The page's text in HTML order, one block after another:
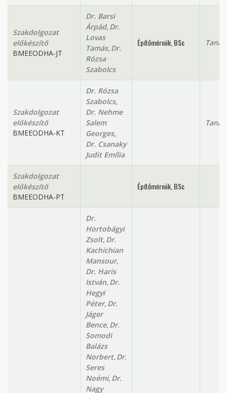
Szakdolgozat
előkészítő
BMEEODHA-JT
Dr. Barsi
Árpád, Dr.
Lovas
Tamás, Dr.
Rózsa
Szabolcs
Építőmérnök, BSc
Szakdolgozat
előkészítő
BMEEODHA-KT
Dr. Rózsa
Szabolcs,
Dr. Nehme
Salem
Georges,
Dr. Csanaky
Judit Emília
Szakdolgozat
előkészítő
BMEEODHA-PT
Építőmérnök, BSc
Dr.
Hortobágyi
Zsolt, Dr.
Kachichian
Mansour,
Dr. Haris
István Dr.
Hegyi
Péter, Dr.
Jáger
Bence, Dr.
Somodi
Balázs
Norbert, Dr.
Seres
Noémi, Dr.
Nagy